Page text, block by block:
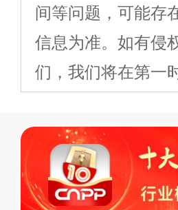
间等问题，可能存
信息为准。如有侵
们，我们将在第一
平台
标、LOGO 等）知
复制、转载、商
不代理、不招商、